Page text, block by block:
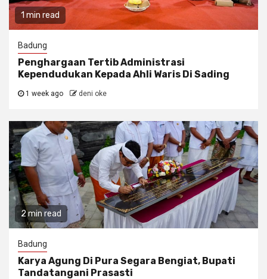
1 min read
Badung
Penghargaan Tertib Administrasi
Kependudukan Kepada Ahli Waris Di Sading
1 week ago deni oke
2 min read
Badung
Karya Agung Di Pura Segara Bengiat, Bupati
Tandatangani Prasasti